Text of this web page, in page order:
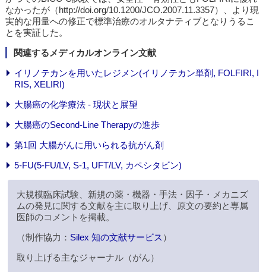
なかったが（http://doi.org/10.1200/JCO.2007.11.3357）、より現
実的な用量への修正で標準治療のオルタナティブとなりうるこ
とを実証した。
関連するメディカルオンライン文献
イリノテカンを用いたレジメン(イリノテカン単剤, FOLFIRI, I
RIS, XELIRI)
大腸癌の化学療法 - 現状と展望
大腸癌のSecond-Line Therapyの進歩
第1回 大腸がんに用いられる抗がん剤
5-FU(5-FU/LV, S-1, UFT/LV, カペシタビン)
大規模臨床試験、新規の薬・機器・手法・因子・メカニズ
ムの発見に関する文献を主に取り上げ、原文の要約と専属
医師のコメントを掲載。
（制作協力： Silex 知の文献サービス ）
取り上げる主なジャーナル（がん）